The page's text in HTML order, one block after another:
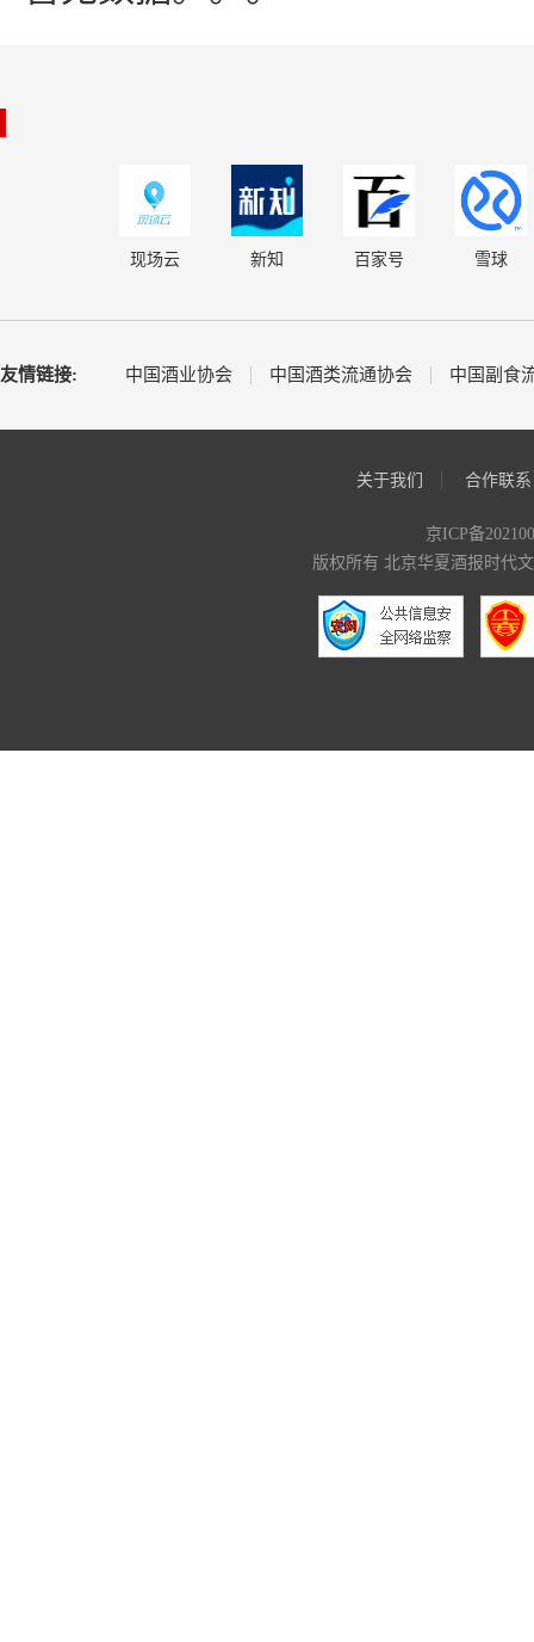
现场云 新知 百家号 雪球
友情链接: 中国酒业协会 中国酒类流通协会 中国副食
关于我们 合作联系
京ICP备
版权所有 北京华夏酒报时代文